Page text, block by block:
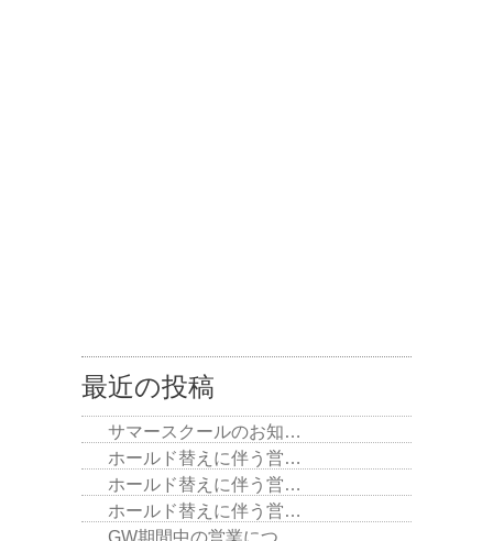
最近の投稿
サマースクールのお知…
ホールド替えに伴う営…
ホールド替えに伴う営…
ホールド替えに伴う営…
GW期間中の営業につ…